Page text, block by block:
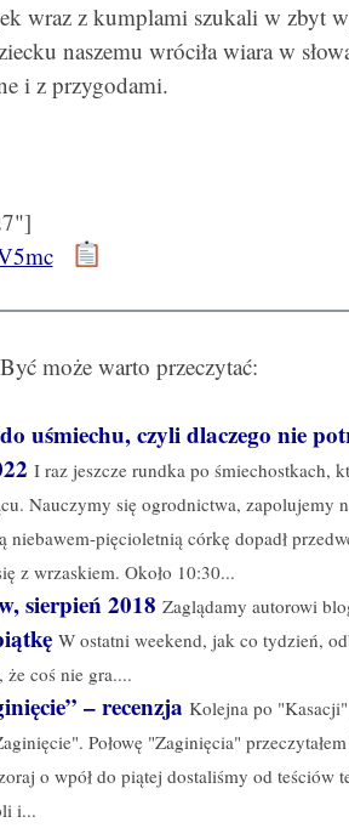
wraz z kumplami szukali w zbyt
naszemu wróciła wiara w
i z przygodami.
może warto przeczytać:
uśmiechu, czyli dlaczego nie
I raz jeszcze rundka po śmiechostkach,
Nauczymy się ogrodnictwa, zapolujemy
niebawem-pięcioletnią córkę dopadł
z wrzaskiem. Około 10:30...
sierpień 2018 Zaglądamy autorowi
W ostatni weekend, jak co tydzień,
coś nie gra....
– recenzja Kolejna po
Połowę "Zaginięcia"
o wpół do piątej dostaliśmy od teściów
i...